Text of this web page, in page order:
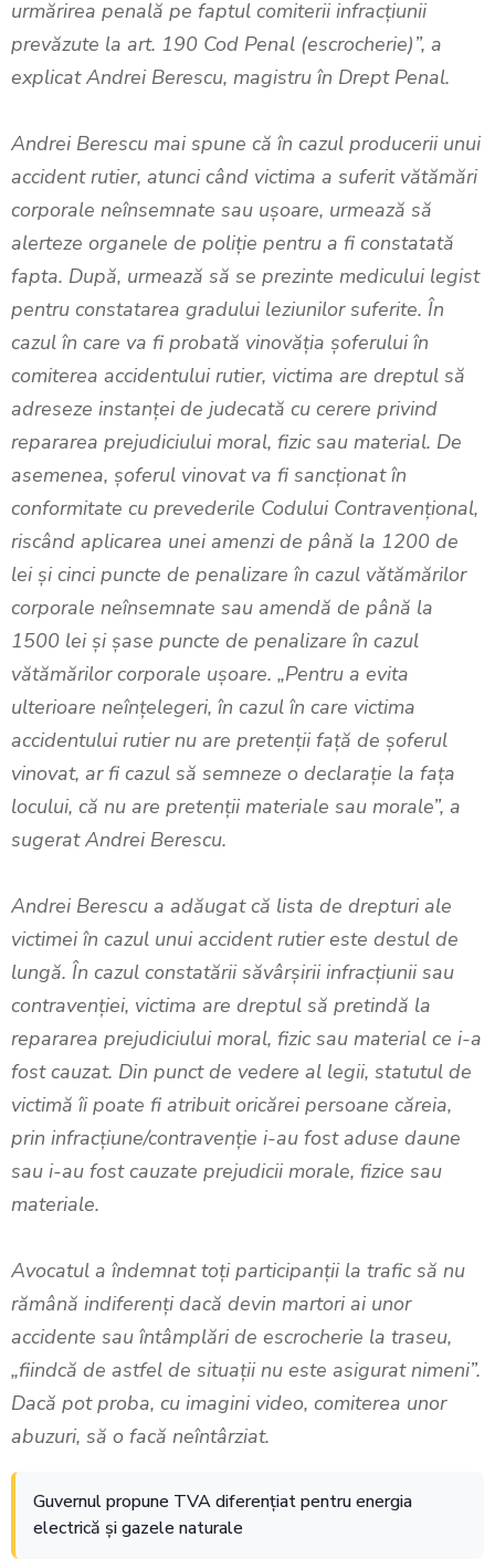
urmărirea penală pe faptul comiterii infracțiunii
prevăzute la art. 190 Cod Penal (escrocherie)”, a
explicat Andrei Berescu, magistru în Drept Penal.
Andrei Berescu mai spune că în cazul producerii unui
accident rutier, atunci când victima a suferit vătămări
corporale neînsemnate sau ușoare, urmează să
alerteze organele de poliție pentru a fi constatată
fapta. După, urmează să se prezinte medicului legist
pentru constatarea gradului leziunilor suferite. În
cazul în care va fi probată vinovăția șoferului în
comiterea accidentului rutier, victima are dreptul să
adreseze instanței de judecată cu cerere privind
repararea prejudiciului moral, fizic sau material. De
asemenea, șoferul vinovat va fi sancționat în
conformitate cu prevederile Codului Contravențional,
riscând aplicarea unei amenzi de până la 1200 de
lei și cinci puncte de penalizare în cazul vătămărilor
corporale neînsemnate sau amendă de până la
1500 lei și şase puncte de penalizare în cazul
vătămărilor corporale ușoare. „Pentru a evita
ulterioare neînțelegeri, în cazul în care victima
accidentului rutier nu are pretenții față de șoferul
vinovat, ar fi cazul să semneze o declarație la fața
locului, că nu are pretenții materiale sau morale”, a
sugerat Andrei Berescu.
Andrei Berescu a adăugat că lista de drepturi ale
victimei în cazul unui accident rutier este destul de
lungă. În cazul constatării săvârșirii infracțiunii sau
contravenției, victima are dreptul să pretindă la
repararea prejudiciului moral, fizic sau material ce i-a
fost cauzat. Din punct de vedere al legii, statutul de
victimă îi poate fi atribuit oricărei persoane căreia,
prin infracţiune/contravenţie i-au fost aduse daune
sau i-au fost cauzate prejudicii morale, fizice sau
materiale.
Avocatul a îndemnat toți participanții la trafic să nu
rămână indiferenți dacă devin martori ai unor
accidente sau întâmplări de escrocherie la traseu,
„fiindcă de astfel de situații nu este asigurat nimeni”.
Dacă pot proba, cu imagini video, comiterea unor
abuzuri, să o facă neîntârziat.
Guvernul propune TVA diferențiat pentru energia
electrică și gazele naturale